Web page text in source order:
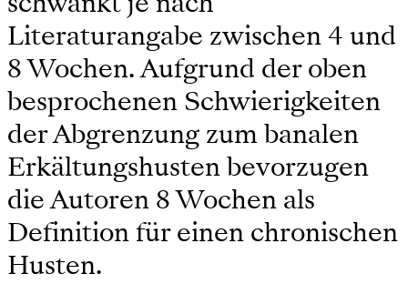
Literaturangabe zwischen 4 und
8 Wochen. Aufgrund der oben
besprochenen Schwierigkeiten
der Abgrenzung zum banalen
Erkältungshusten bevorzugen
die Autoren 8 Wochen als
Definition für einen chronischen
Husten.